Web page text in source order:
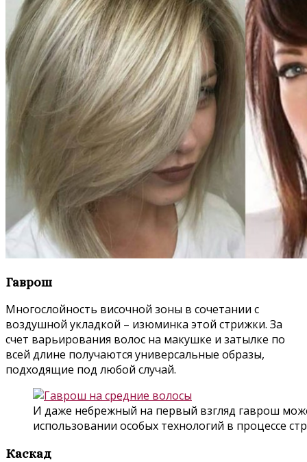
Гаврош
Многослойность височной зоны в сочетании с
воздушной укладкой – изюминка этой стрижки. За
счет варьирования волос на макушке и затылке по
всей длине получаются универсальные образы,
подходящие под любой случай.
И даже небрежный на первый взгляд гаврош
использовании особых технологий в процессе
Каскад